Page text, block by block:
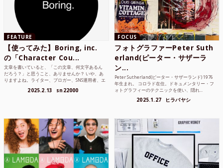
FEATURE
【使ってみた】Boring, inc.
の「Character Cou...
文章を書いていると、「この文章、何文字あるん
だろう？」と思うこと、ありませんか？ いや、あ
りますよね。ライター、ブロガー、SNS運用者、エ
2025.2.13 sn22000
FOCUS
フォトグラファーPeter Suth
erland(ピーター・サザーラ
ン...
Peter Sutherland(ピーター・サザーランド) 1976
年生まれ。 コロラド在住。ドキュメンタリー・フ
ォトグラフィーのテクニックを使い、隠れ...
2025.1.27 ヒラバヤシ